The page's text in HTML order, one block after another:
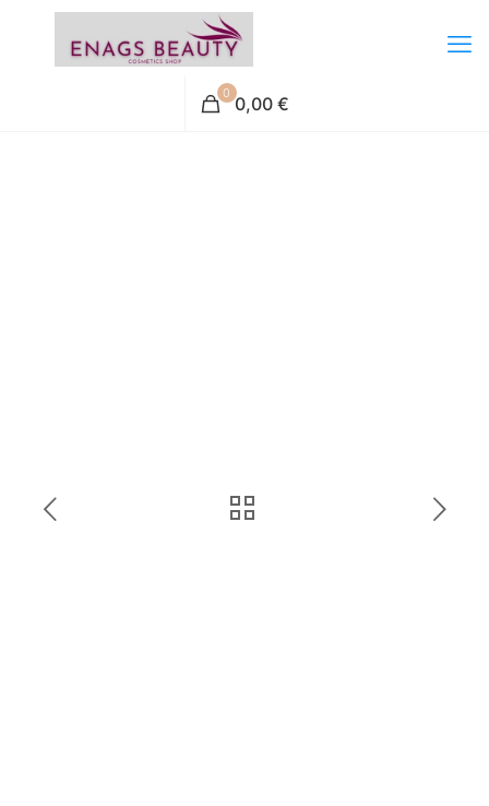
0 0,00 €